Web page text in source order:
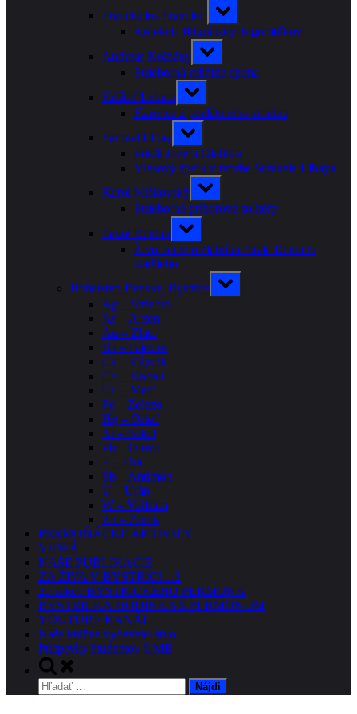
menu
Franciscius Francisci
Toggle
sub-
menu
Kolekcia filigránskych gombíkov
Andreas Kolbány
Toggle
sub-
menu
Strieborná reliéfna spona
Krištof Lehner
Toggle
sub-
menu
Kanvica z pozláteného striebra
Samuel Libay
Toggle
sub-
menu
Pokál Jozefa Glabitsa
Vlasový šperk v tvorbe Samuela Libaya
Karol Miškovský
Toggle
sub-
menu
Strieborné príborové solitéry
Pavol Renner
Toggle
sub-
menu
Život a dielo zlatníka Pavla Rennera
staršieho
Bohatstvo Banskej Bystrice
Toggle
sub-
Ag – Striebro
As – Arzén
Au – Zlato
Ba – Bárium
Ca – Vápnik
Co – Kobalt
Cu – Meď
Fe – Železo
Hg – Ortuť
Ni – Nikel
Pb – Olovo
S – Síra
Sb – Antimón
U – Urán
W – Volfrám
Zn – Zinok
PERMOŇÁCKE AKTIVITY
VIDEÁ
NAŠE PUBLIKÁCIE
ZA ŽIVA V BYSTRICI…2
20 rokov BYSTRICKÉHO PERMONA
BYSTRICKÁ HODINKA S PERMONOM
YOUTUBE KANÁL
Naše knižné vydavateľstvo
Príspevky študentov UMB
Toggle
search
form
Hľadať: